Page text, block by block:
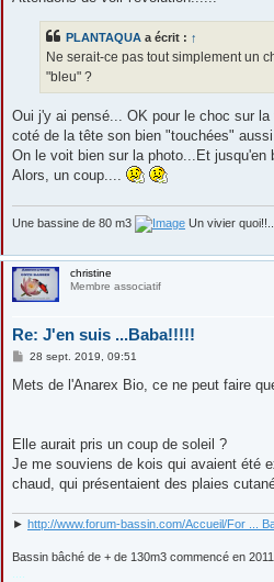
PLANTAQUA a écrit : ↑
Ne serait-ce pas tout simplement un
"bleu" ?
Oui j'y ai pensé... OK pour le choc sur
coté de la tête son bien "touchées"
On le voit bien sur la photo...Et jusqu'en
Alors, un coup....
Une bassine de 80 m3 Un vivier
christine
Membre associatif
Re: J'en suis ...Baba!!!!!
M
s
28 sept. 2019, 09:51
Mets de l'Anarex Bio, ce ne peut faire
Elle aurait pris un coup de soleil ?
Je me souviens de kois qui avaient été
chaud, qui présentaient des plaies
► http://www.forum-bassin.com/Accueil/For ...
Bassin bâché de + de 130m3 commencé en